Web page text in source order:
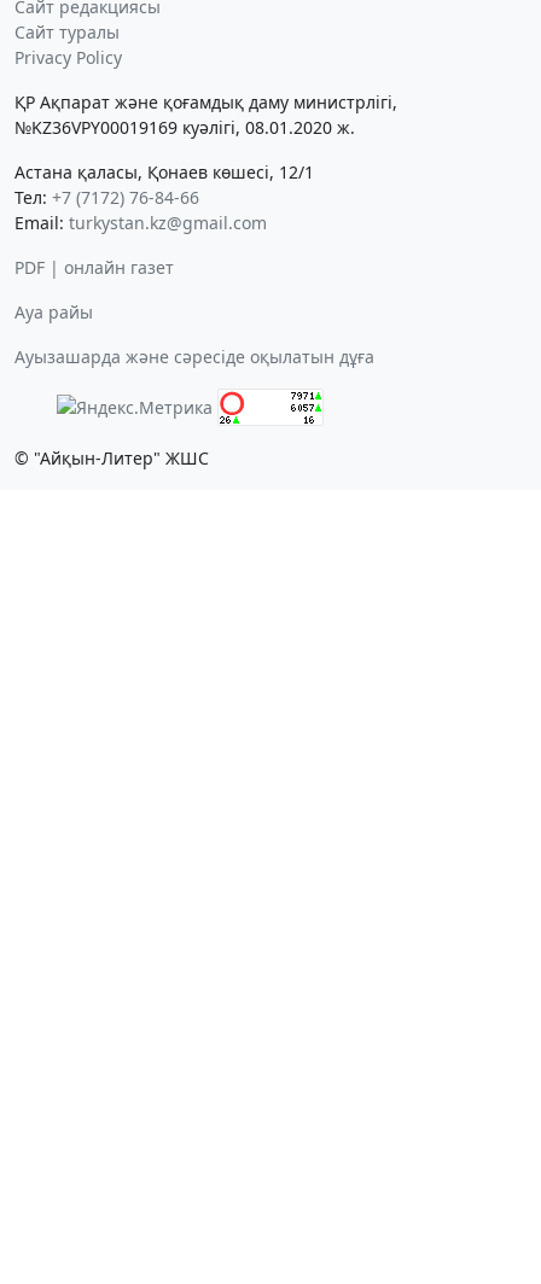
Сайт редакциясы
Сайт туралы
Privacy Policy
ҚР Ақпарат және қоғамдық даму министрлігі,
№KZ36VPY00019169 куәлігі, 08.01.2020 ж.
Астана қаласы, Қонаев көшесі, 12/1
Тел: +7 (7172) 76-84-66
Email: turkystan.kz@gmail.com
PDF | онлайн газет
Ауа райы
Ауызашарда және сәресіде оқылатын дұға
© "Айқын-Литер" ЖШС